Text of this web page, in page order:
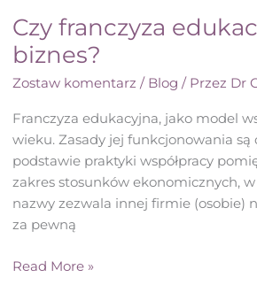
Czy franczyza
biznes?
Zostaw komentarz / Blog / Przez Dr
Franczyza edukacyjna, jako model
wieku. Zasady jej funkcjonowania
podstawie praktyki współpracy
zakres stosunków ekonomicznych,
nazwy zezwala innej firmie (osobie)
za pewną
Read More »